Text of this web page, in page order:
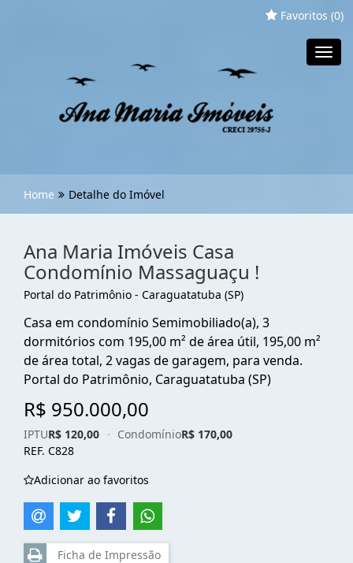
Favoritos (0)
Home Detalhe do Imóvel
Ana Maria Imóveis Casa
Condomínio Massaguaçu !
Portal do Patrimônio - Caraguatatuba (SP)
Casa em condomínio Semimobiliado(a), 3
dormitórios com 195,00 m² de área útil, 195,00 m²
de área total, 2 vagas de garagem, para venda.
Portal do Patrimônio, Caraguatatuba (SP)
R$ 950.000,00
IPTUR$ 120,00 · CondomínioR$ 170,00
REF. C828
Adicionar ao favoritos
Ficha de Impressão